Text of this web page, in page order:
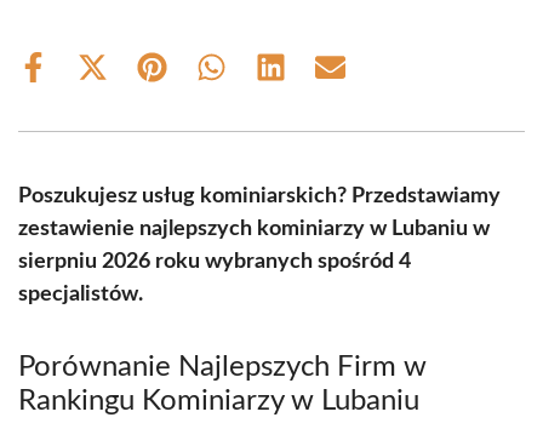
Share
Share
(Twitter)
Share Share Share Share
Poszukujesz usług kominiarskich? Przedstawiamy
zestawienie najlepszych kominiarzy w Lubaniu w
sierpniu 2026 roku wybranych spośród 4
specjalistów.
Porównanie Najlepszych Firm w
Rankingu Kominiarzy w Lubaniu